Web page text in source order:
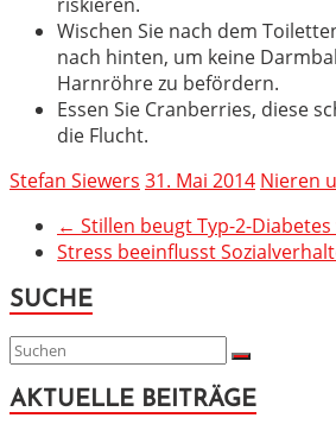
Wischen Sie nach dem
nach hinten, um keine
Harnröhre zu befördern.
Essen Sie Cranberries, diese
die Flucht.
Stefan Siewers 31. Mai 2014 Nieren
← Stillen beugt Typ-2-
Stress beeinflusst
SUCHE
AKTUELLE BEITRÄGE